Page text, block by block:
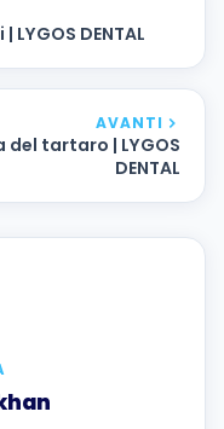
DENTAL
AVANTI
tartaro | LYGOS
DENTAL